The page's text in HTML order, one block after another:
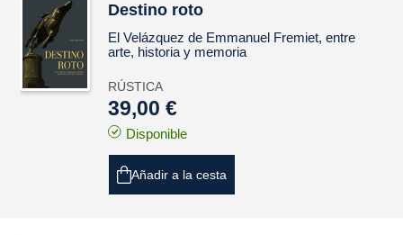
Destino roto
ElVelázquez de Emmanuel Fremiet, entre
arte, historia y memoria
RÚSTICA
39,00 €
Disponible
Añadir a la cesta